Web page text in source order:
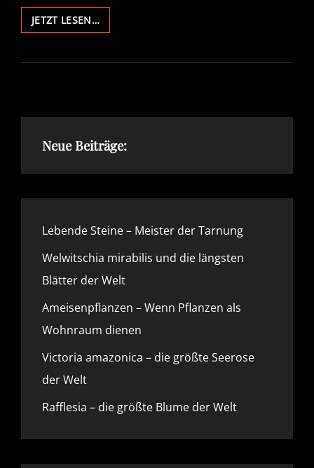
JETZT LESEN…
WIE
PROFIS
RICHTIG?!
Neue Beiträge:
Lebende Steine – Meister der Tarnung
Welwitschia mirabilis und die längsten
Blätter der Welt
Ameisenpflanzen – Wenn Pflanzen als
Wohnraum dienen
Victoria amazonica – die größte Seerose
der Welt
Rafflesia – die größte Blume der Welt